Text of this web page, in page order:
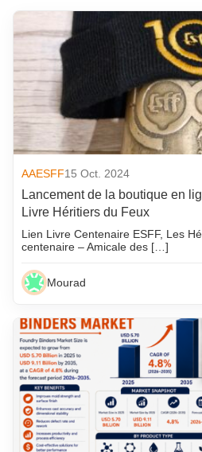
AAESFF15 Oct. 2024
Lancement de la boutique en
Livre Héritiers du Feux
Lien Livre Centenaire ESFF, Les
centenaire – Amicale des […]
Mourad